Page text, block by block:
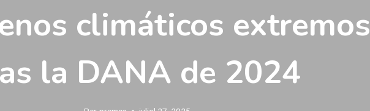
climáticos extremos
la DANA de 2024